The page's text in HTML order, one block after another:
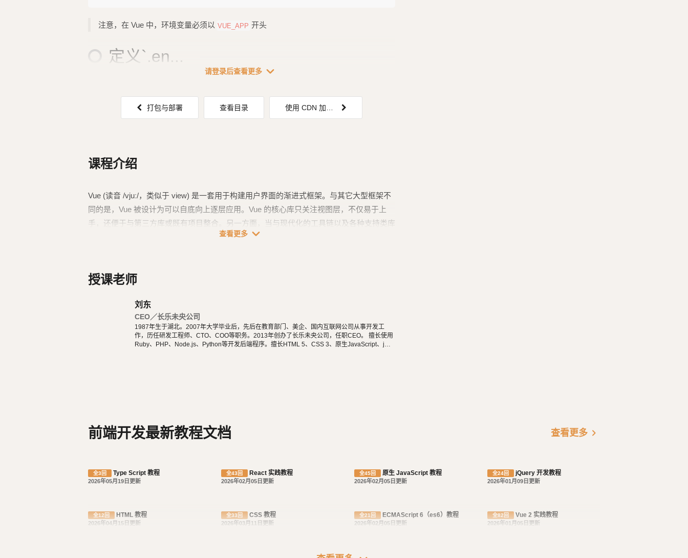
注意，在 Vue 中，环境变量必须以 VUE_APP 开头
定义`.en...
请登录后查看更多 expand_more
打包与部署 查看目录 使用 CDN 加载 echarts
课程介绍
Vue (读音 /vjuː/，类似于 view) 是一套用于构建用户界面的渐进式框架。与其它大型框架不
同的是，Vue 被设计为可以自底向上逐层应用。Vue 的核心库只关注视图层，不仅易于上
手，还便于与第三方库或既有项目整合。另一方面，当与现代化的工具链以及各种支持类库
结合使用时，Vue 也完全能够为复杂的单页应用提供驱动。
查看更多 expand_more
授课老师
刘东
CEO／长乐未央公司
1987年生于湖北。2007年大学毕业后，先后在教育部门、美企、国内互联网公司从事开发工
作，历任研发工程师、CTO、COO等职务。2013年创办了长乐未央公司，任职CEO。 擅长使用
Ruby、PHP、Node.js、Python等开发后端程序。擅长HTML 5、CSS 3、原生JavaScript、jQu
前端开发最新教程文档 查看更多 chevron_right
全3回 Type Script 教程
2026年05月19日更新
全43回 React 实践教程
2026年02月05日更新
全45回 原生 JavaScript 教程
2026年02月05日更新
全24回 jQuery 开发教程
2026年01月09日更新
全12回 HTML 教程
2026年04月15日更新
全33回 CSS 教程
2026年03月11日更新
全21回 ECMAScript 6（es6）教程
2026年02月05日更新
全82回 Vue 2 实践教程
2026年01月05日更新